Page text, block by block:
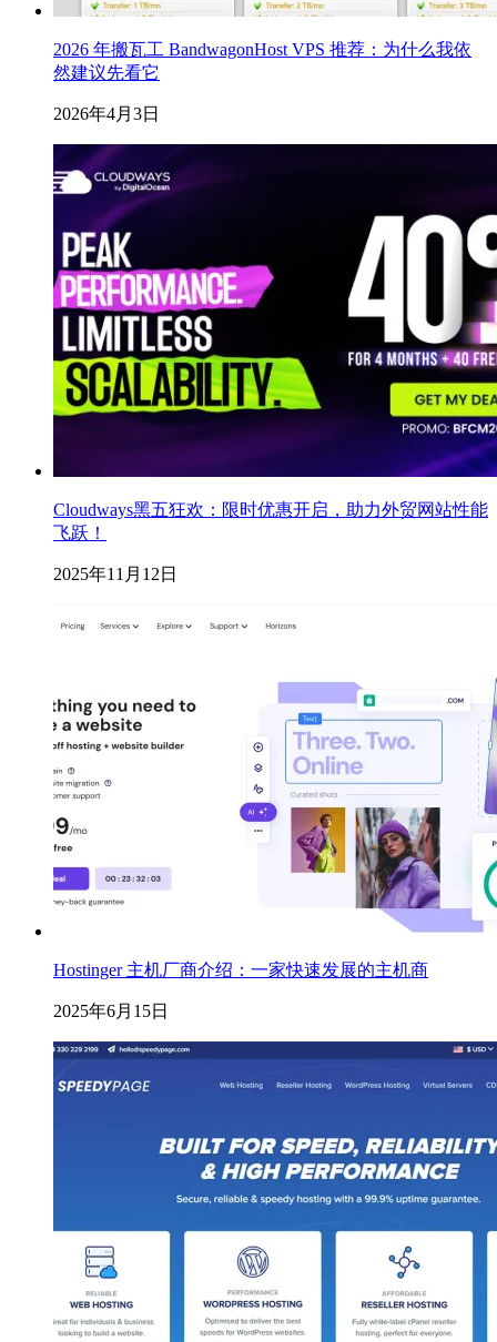
2026 年搬瓦工 BandwagonHost VPS 推荐：为什么我依
然建议先看它
2026年4月3日
Cloudways黑五狂欢：限时优惠开启，助力外贸网站性能
飞跃！
2025年11月12日
Hostinger 主机厂商介绍：一家快速发展的主机商
2025年6月15日